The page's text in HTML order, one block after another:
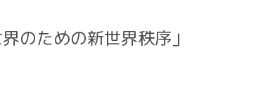
のための新世界秩序」